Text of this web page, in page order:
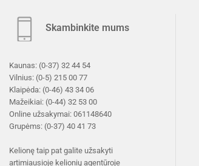
Skambinkite mums
Kaunas: (0-37) 32 44 54
Vilnius: (0-5) 215 00 77
Klaipėda: (0-46) 43 34 06
Mažeikiai: (0-44) 32 53 00
Online užsakymai: 061148640
Grupėms: (0-37) 40 41 73
Kelionę taip pat galite užsakyti
artimiausioje kelionių agentūroje